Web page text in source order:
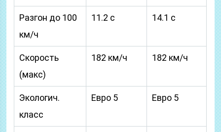
Разгон до 100
км/ч
11.2 с 14.1 с
Скорость
(макс)
182 км/ч 182 км/ч
Экологич.
класс
Евро 5 Евро 5